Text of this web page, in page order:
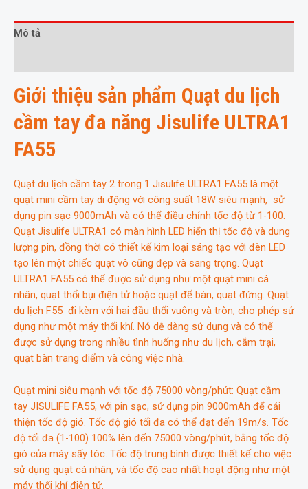
năng
FA55
số
lượng
Mô tả
Giới thiệu sản phẩm Quạt du lịch
cầm tay đa năng Jisulife ULTRA1
FA55
Quạt du lịch cầm tay 2 trong 1 Jisulife ULTRA1 FA55 là một
quạt mini cầm tay di động với công suất 18W siêu mạnh, sử
dụng pin sạc 9000mAh và có thể điều chỉnh tốc độ từ 1-100.
Quạt Jisulife ULTRA1 có màn hình LED hiển thị tốc độ và dung
lượng pin, đồng thời có thiết kế kim loại sáng tạo với đèn LED
tạo lên một chiếc quạt vô cũng đẹp và sang trọng. Quạt
ULTRA1 FA55 có thể được sử dụng như một quạt mini cá
nhân, quạt thổi bụi điện tử hoặc quạt để bàn, quạt đứng. Quạt
du lịch F55 đi kèm với hai đầu thổi vuông và tròn, cho phép sử
dụng như một máy thổi khí. Nó dễ dàng sử dụng và có thể
được sử dụng trong nhiều tình huống như du lịch, cắm trại,
quạt bàn trang điểm và công việc nhà.
Quạt mini siêu mạnh với tốc độ 75000 vòng/phút: Quạt cầm
tay JISULIFE FA55, với pin sạc, sử dụng pin 9000mAh để cải
thiện tốc độ gió. Tốc độ gió tối đa có thể đạt đến 19m/s. Tốc
độ tối đa (1-100) 100% lên đến 75000 vòng/phút, bằng tốc độ
gió của máy sấy tóc. Tốc độ trung bình được thiết kế cho việc
sử dụng quạt cá nhân, và tốc độ cao nhất hoạt động như một
máy thổi khí điện tử.